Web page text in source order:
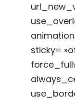
sticky=